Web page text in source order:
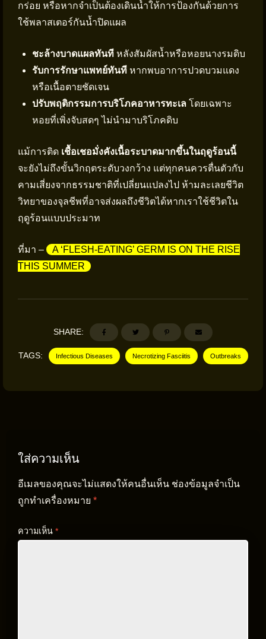
กร่อย หรือหากจำเป็นต้องเดินน้ำให้การป้องกันด้วยการ
ใช้พลาสเตอร์กันน้ำปิดแผล
ชะล้างบาดแผลทันที หลังสัมผัสน้ำหรือหอยนางรมดิบ
รับการรักษาแพทย์ทันที หากพบอาการปวดบวมแดง
หรือเนื้อตายชัดเจน
ปรับพฤติกรรมการบริโภคอาหารทะเล โดยเฉพาะ
หอยที่เพิ่งจับสดๆ ไม่นำมาบริโภคดิบ
แม้การติด เชื้อเชอมั่งคังเนื้อระบาดมากขึ้นในฤดูร้อนนี้
จะยังไม่ถึงขั้นวิกฤตระดับวงกว้าง แต่ทุกคนควรตื่นตัวกับ
คามเสี่ยงจากธรรมชาติที่เปลี่ยนแปลงไป ห้ามละเลยชีวิต
วิทยาของจุลชีพที่อาจส่งผลถึงชีวิตได้หากเราใช้ชีวิตใน
ฤดูร้อนแบบประมาท
ที่มา –
A ‘FLESH-EATING’ GERM IS ON THE RISE
THIS SUMMER
SHARE:
TAGS: Infectious Diseases Necrotizing Fasciitis Outbreaks
ใส่ความเห็น
อีเมลของคุณจะไม่แสดงให้คนอื่นเห็น ช่องข้อมูลจำเป็น
ถูกทำเครื่องหมาย *
ความเห็น *